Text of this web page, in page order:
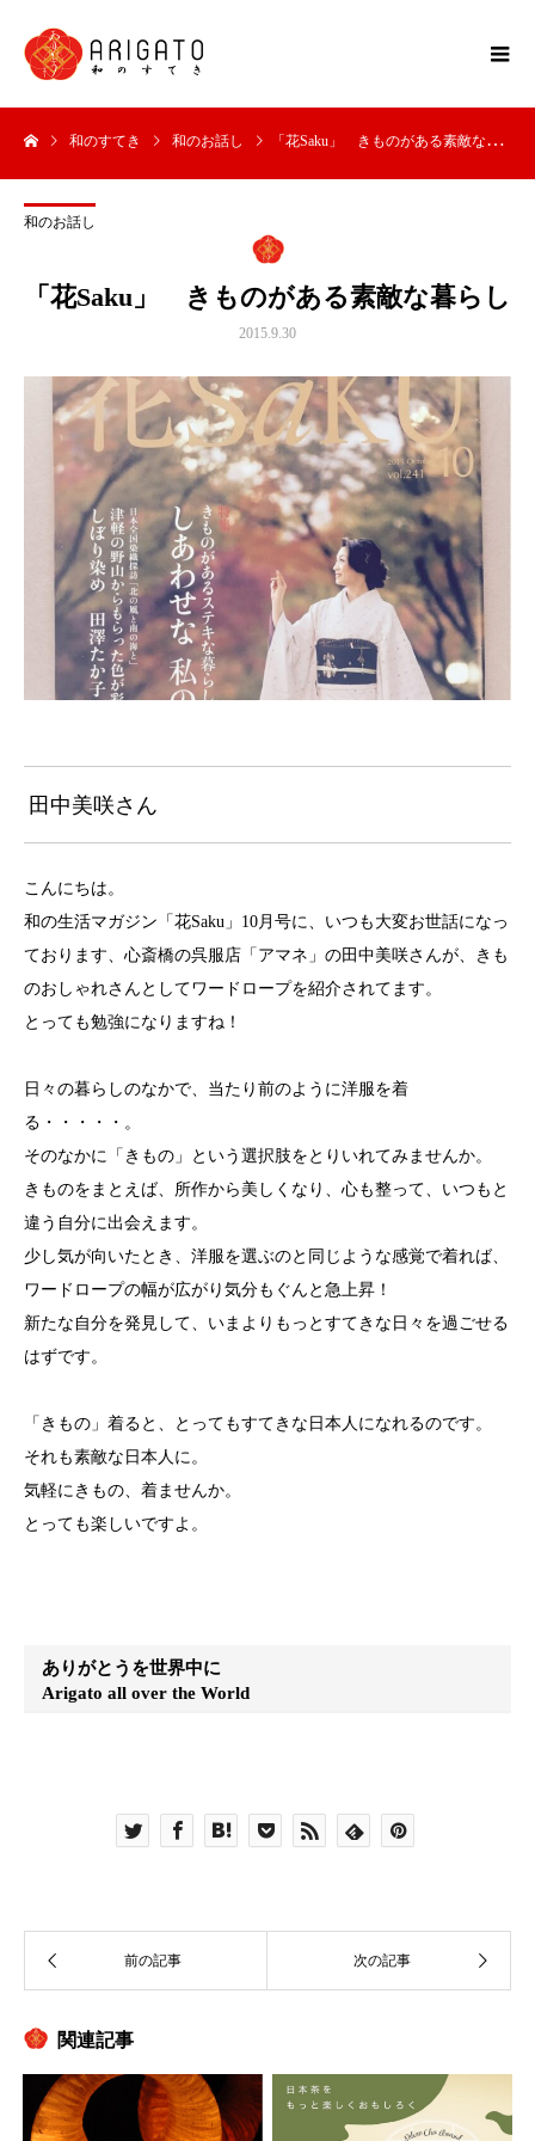
和のすてき 和のお話し 「花Saku」 きものがある素敵な暮らし
和のお話し
「花Saku」 きものがある素敵な暮らし
2015.9.30
田中美咲さん
こんにちは。
和の生活マガジン「花Saku」10月号に、いつも大変お世話になっ
ております、心斎橋の呉服店「アマネ」の田中美咲さんが、きも
のおしゃれさんとしてワードロープを紹介されてます。
とっても勉強になりますね！
日々の暮らしのなかで、当たり前のように洋服を着
る・・・・・。
そのなかに「きもの」という選択肢をとりいれてみませんか。
きものをまとえば、所作から美しくなり、心も整って、いつもと
違う自分に出会えます。
少し気が向いたとき、洋服を選ぶのと同じような感覚で着れば、
ワードロープの幅が広がり気分もぐんと急上昇！
新たな自分を発見して、いまよりもっとすてきな日々を過ごせる
はずです。
「きもの」着ると、とってもすてきな日本人になれるのです。
それも素敵な日本人に。
気軽にきもの、着ませんか。
とっても楽しいですよ。
ありがとうを世界中に
Arigato all over the World
関連記事